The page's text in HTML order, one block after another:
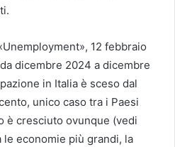
12 febbraio
dicembre 2024 a dicembre
in Italia è sceso dal
unico caso tra i Paesi
è cresciuto ovunque (vedi
le economie più grandi, la